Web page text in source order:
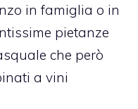
in famiglia o in
pietanze
che però
a vini